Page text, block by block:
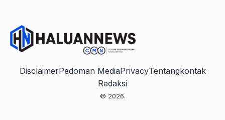
DisclaimerPedoman MediaPrivacyTentangkontak
Redaksi
© 2026.